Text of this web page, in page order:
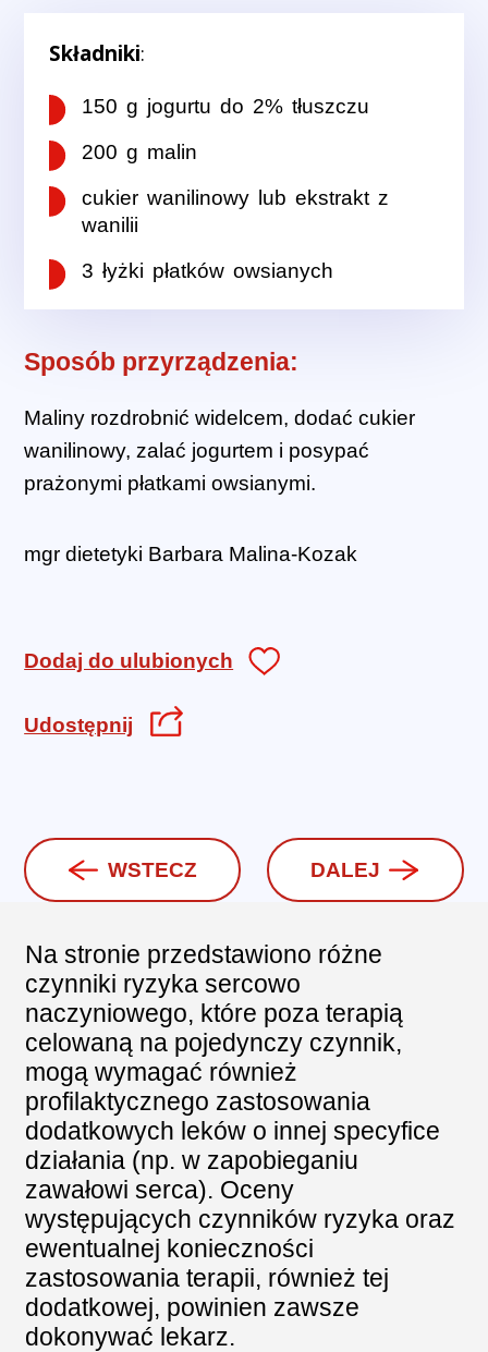
Składniki:
150 g jogurtu do 2% tłuszczu
200 g malin
cukier wanilinowy lub ekstrakt z
wanilii
3 łyżki płatków owsianych
Sposób przyrządzenia:
Maliny rozdrobnić widelcem, dodać cukier
wanilinowy, zalać jogurtem i posypać
prażonymi płatkami owsianymi.
mgr dietetyki Barbara Malina-Kozak
Dodaj do ulubionych
Udostępnij
WSTECZ DALEJ
Na stronie przedstawiono różne
czynniki ryzyka sercowo
naczyniowego, które poza terapią
celowaną na pojedynczy czynnik,
mogą wymagać również
profilaktycznego zastosowania
dodatkowych leków o innej specyfice
działania (np. w zapobieganiu
zawałowi serca). Oceny
występujących czynników ryzyka oraz
ewentualnej konieczności
zastosowania terapii, również tej
dodatkowej, powinien zawsze
dokonywać lekarz.